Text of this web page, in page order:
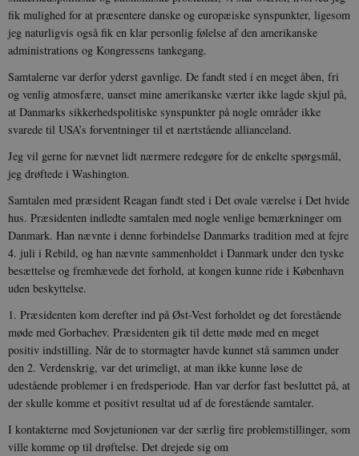
fik mulighed for at præsentere danske og europæiske synspunkter, ligesom
jeg naturligvis også fik en klar personlig følelse af den amerikanske
administrations og Kongressens tankegang.
Samtalerne var derfor yderst gavnlige. De fandt sted i en meget åben, fri
og venlig atmosfære, uanset mine amerikanske værter ikke lagde skjul på,
at Danmarks sikkerhedspolitiske synspunkter på nogle områder ikke
svarede til USA’s forventninger til et nærtstående allianceland.
Jeg vil gerne for nævnet lidt nærmere redegøre for de enkelte spørgsmål,
jeg drøftede i Washington.
Samtalen med præsident Reagan fandt sted i Det ovale værelse i Det hvide
hus. Præsidenten indledte samtalen med nogle venlige bemærkninger om
Danmark. Han nævnte i denne forbindelse Danmarks tradition med at fejre
4. juli i Rebild, og han nævnte sammenholdet i Danmark under den tyske
besættelse og fremhævede det forhold, at kongen kunne ride i København
uden beskyttelse.
1. Præsidenten kom derefter ind på Øst-Vest forholdet og det forestående
møde med Gorbachev. Præsidenten gik til dette møde med en meget
positiv indstilling. Når de to stormagter havde kunnet stå sammen under
den 2. Verdenskrig, var det urimeligt, at man ikke kunne løse de
udestående problemer i en fredsperiode. Han var derfor fast besluttet på, at
der skulle komme et positivt resultat ud af de forestående samtaler.
I kontakterne med Sovjetunionen var der særlig fire problemstillinger, som
ville komme op til drøftelse. Det drejede sig om